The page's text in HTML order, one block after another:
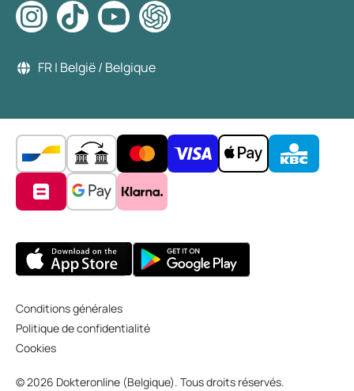
FR | België / Belgique
Conditions générales
Politique de confidentialité
Cookies
© 2026 Dokteronline (Belgique). Tous droits réservés.